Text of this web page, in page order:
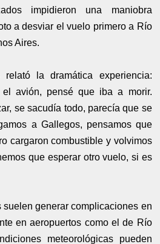
impidieron una maniobra
a desviar el vuelo primero a Río
Aires.
la dramática experiencia:
avión, pensé que iba a morir.
se sacudía todo, parecía que se
a Gallegos, pensamos que
cargaron combustible y volvimos
que esperar otro vuelo, si es
suelen generar complicaciones en
en aeropuertos como el de Río
meteorológicas pueden